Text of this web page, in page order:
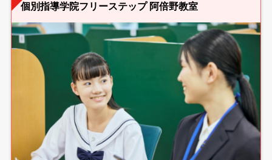
個別指導学院フリーステップ 阿倍野教室